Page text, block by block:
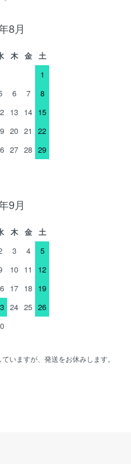
8月
木 金
土
1
6 7
8
13 14 15
20 21
22
27 28 29
9月
木 金
土
3 4
5
10 11
12
17 18 19
24 25 26
いますが、発送をお休みします。